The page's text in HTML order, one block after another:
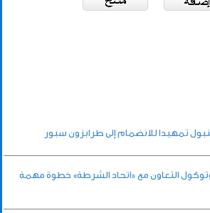
تمهيدا للانضمام إلى طرابزون سبور
التعاون مع «اتحاد الشرطة» خطوة مهمة